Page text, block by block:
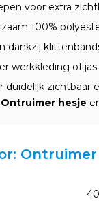
voor extra
100%
dankzij
werkkleding of jas
duidelijk zichtbaar
hesje